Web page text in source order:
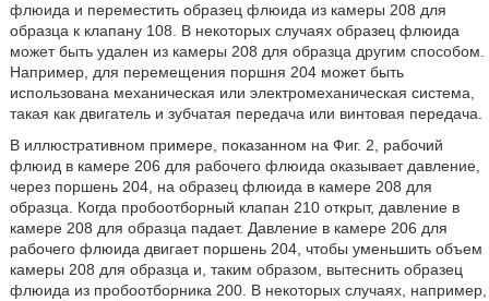
флюида и переместить образец флюида из камеры 208 для
образца к клапану 108. В некоторых случаях образец флюида
может быть удален из камеры 208 для образца другим способом.
Например, для перемещения поршня 204 может быть
использована механическая или электромеханическая система,
такая как двигатель и зубчатая передача или винтовая передача.
В иллюстративном примере, показанном на Фиг. 2, рабочий
флюид в камере 206 для рабочего флюида оказывает давление,
через поршень 204, на образец флюида в камере 208 для
образца. Когда пробоотборный клапан 210 открыт, давление в
камере 208 для образца падает. Давление в камере 206 для
рабочего флюида двигает поршень 204, чтобы уменьшить объем
камеры 208 для образца и, таким образом, вытеснить образец
флюида из пробоотборника 200. В некоторых случаях, например,